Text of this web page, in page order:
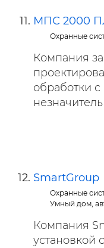
МПС 2000
Охранные
Компания
обработки
SmartGroup
Охранные
Умный дом,
Компания
установкой